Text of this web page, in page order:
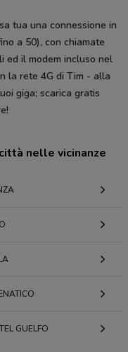
tua una connessione in
a 50), con chiamate
ed il modem incluso nel
la rete 4G di Tim - alla
giga; scarica gratis
nelle vicinanze
GUELFO